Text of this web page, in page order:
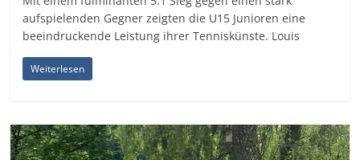
aufspielenden Gegner zeigten die U15 Junioren eine
beeindruckende Leistung ihrer Tenniskünste. Louis
Weiterlesen